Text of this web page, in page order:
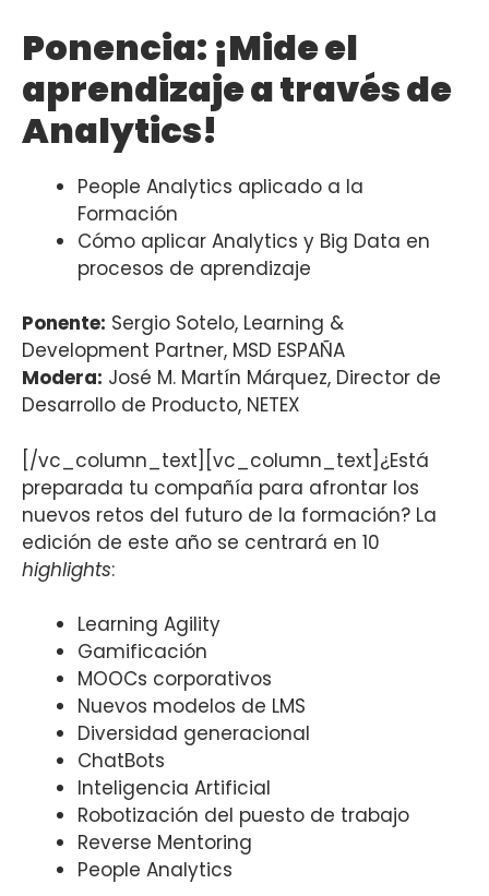
Ponencia: ¡Mide el
aprendizaje a través de
Analytics!
People Analytics aplicado a la
Formación
Cómo aplicar Analytics y Big Data en
procesos de aprendizaje
Ponente: Sergio Sotelo, Learning &
Development Partner, MSD ESPAÑA
Modera: José M. Martín Márquez, Director de
Desarrollo de Producto, NETEX
[/vc_column_text][vc_column_text]¿Está
preparada tu compañía para afrontar los
nuevos retos del futuro de la formación? La
edición de este año se centrará en 10
highlights:
Learning Agility
Gamificación
MOOCs corporativos
Nuevos modelos de LMS
Diversidad generacional
ChatBots
Inteligencia Artificial
Robotización del puesto de trabajo
Reverse Mentoring
People Analytics